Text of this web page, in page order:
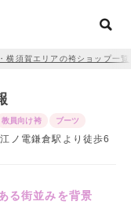
横須賀エリアの袴ショップ一覧
教員向け袴 ブーツ
ノ電鎌倉駅より徒歩6
る街並みを背景